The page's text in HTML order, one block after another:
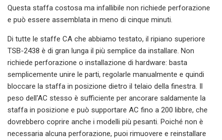
Questa staffa costosa ma infallibile non richiede perforazione
e può essere assemblata in meno di cinque minuti.
Di tutte le staffe CA che abbiamo testato, il ripiano superiore
TSB-2438 è di gran lunga il più semplice da installare. Non
richiede perforazione o installazione di hardware: basta
semplicemente unire le parti, regolarle manualmente e quindi
bloccare la staffa in posizione dietro il telaio della finestra. Il
peso dell'AC stesso è sufficiente per ancorare saldamente la
staffa in posizione e può supportare AC fino a 200 libbre, che
dovrebbero coprire anche i modelli più pesanti. Poiché non è
necessaria alcuna perforazione, puoi rimuovere e reinstallare